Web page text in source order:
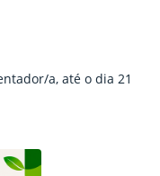
a, até o dia 21